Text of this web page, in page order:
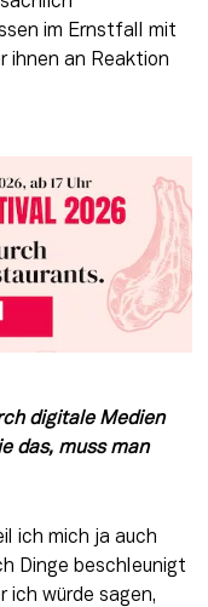
im Ernstfall mit
ihnen an Reaktion
digitale Medien
das, muss man
ich mich ja auch
Dinge beschleunigt
ich würde sagen,